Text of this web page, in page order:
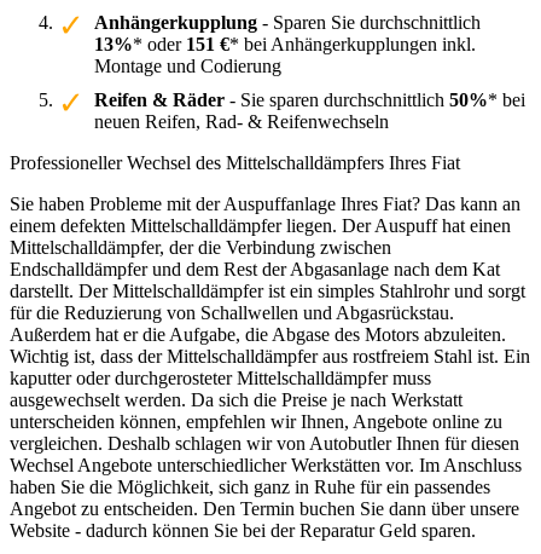
Anhängerkupplung - Sparen Sie durchschnittlich
13%* oder 151 €* bei Anhängerkupplungen inkl.
Montage und Codierung
Reifen & Räder - Sie sparen durchschnittlich 50%* bei
neuen Reifen, Rad- & Reifenwechseln
Professioneller Wechsel des Mittelschalldämpfers Ihres Fiat
Sie haben Probleme mit der Auspuffanlage Ihres Fiat? Das kann an
einem defekten Mittelschalldämpfer liegen. Der Auspuff hat einen
Mittelschalldämpfer, der die Verbindung zwischen
Endschalldämpfer und dem Rest der Abgasanlage nach dem Kat
darstellt. Der Mittelschalldämpfer ist ein simples Stahlrohr und sorgt
für die Reduzierung von Schallwellen und Abgasrückstau.
Außerdem hat er die Aufgabe, die Abgase des Motors abzuleiten.
Wichtig ist, dass der Mittelschalldämpfer aus rostfreiem Stahl ist. Ein
kaputter oder durchgerosteter Mittelschalldämpfer muss
ausgewechselt werden. Da sich die Preise je nach Werkstatt
unterscheiden können, empfehlen wir Ihnen, Angebote online zu
vergleichen. Deshalb schlagen wir von Autobutler Ihnen für diesen
Wechsel Angebote unterschiedlicher Werkstätten vor. Im Anschluss
haben Sie die Möglichkeit, sich ganz in Ruhe für ein passendes
Angebot zu entscheiden. Den Termin buchen Sie dann über unsere
Website - dadurch können Sie bei der Reparatur Geld sparen.